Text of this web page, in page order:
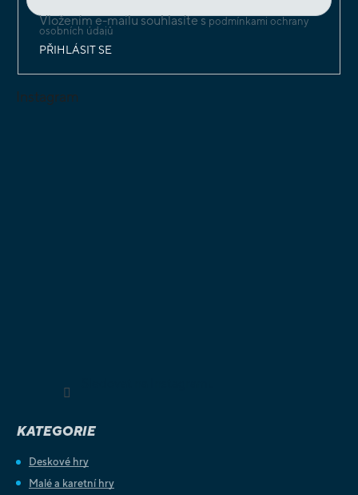
Vložením e-mailu souhlasíte spodmínkami ochrany
osobních údajů
PŘIHLÁSIT SE
Instagram
KATEGORIE
Deskové hry
Malé a karetní hry